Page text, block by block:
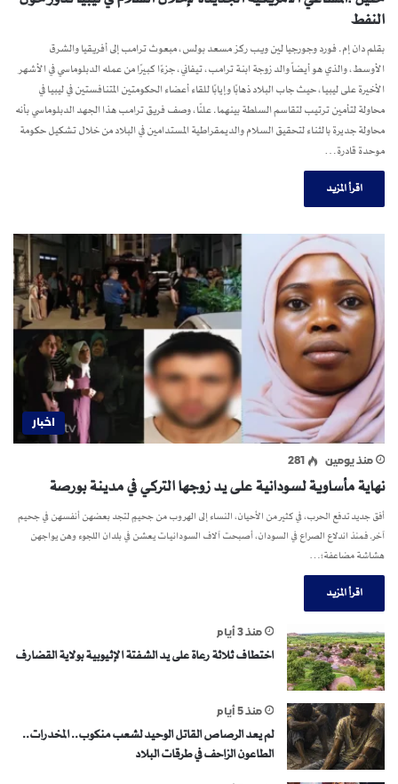
النفط
بقلم دان إم. فورد وجورجيا لين ويب ركز مسعد بولس، مبعوث ترامب إلى أفريقيا والشرق
الأوسط، والذي هو أيضاً والد زوجة ابنة ترامب، تيفاني، جزءًا كبيرًا من عمله الدبلوماسي في الأشهر
الأخيرة على ليبيا، حيث جاب البلاد ذهابًا وإيابًا للقاء أعضاء الحكومتين المتنافستين في ليبيا في
محاولة لتأمين ترتيب لتقاسم السلطة بينهما. علنًا، وصف فريق ترامب هذا الجهد الدبلوماسي بأنه
محاولة جديرة بالثناء لتحقيق السلام والديمقراطية المستدامين في البلاد من خلال تشكيل حكومة
موحدة قادرة…
اقرأ المزيد
اخبار
منذ يومين 281
نهاية مأساوية لسودانية على يد زوجها التركي في مدينة بورصة
أفق جديد تدفع الحرب، في كثير من الأحيان، النساء إلى الهروب من جحيمٍ لتجد بعضهن أنفسهن في جحيم
آخر. فمنذ اندلاع الصراع في السودان، أصبحت آلاف السودانيات يعشن في بلدان اللجوء وهن يواجهن
هشاشة مضاعفة؛…
اقرأ المزيد
منذ 3 أيام
اختطاف ثلاثة رعاة على يد الشفتة الإثيوبية بولاية القضارف
منذ 5 أيام
لم يعد الرصاص القاتل الوحيد لشعب منكوب.. المخدرات..
الطاعون الزاحف في طرقات البلاد